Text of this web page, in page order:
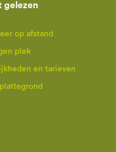
gelezen
op afstand
plek
en tarieven